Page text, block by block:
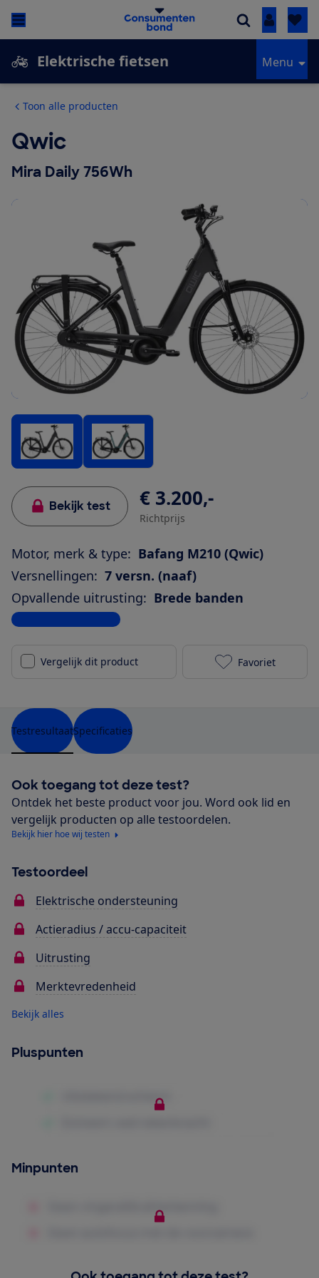
Inloggen
Elektrische fietsen Menu
Toon alle producten
Qwic
Mira Daily 756Wh
Bekijk test € 3.200,-
Richtprijs
Motor, merk & type: Bafang M210 (Qwic)
Versnellingen: 7 versn. (naaf)
Opvallende uitrusting: Brede banden
Bekijk alle specificaties
Vergelijk dit product Qwic Mira
Favoriet
TestresultaatSpecificaties
Ook toegang tot deze test?
Ontdek het beste product voor jou. Word ook lid en
vergelijk producten op alle testoordelen.
Bekijk hier hoe wij testen
Testoordeel
Elektrische ondersteuning
Actieradius / accu-capaciteit
Uitrusting
Merktevredenheid
Bekijk alles
Pluspunten
Minpunten